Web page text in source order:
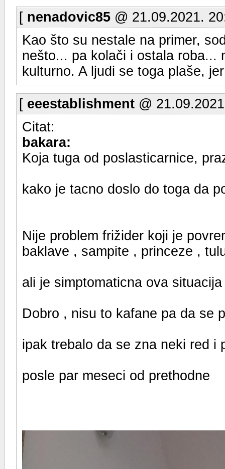
[ nenadovic85 @ 21.09.2021.
Kao što su nestale na primer,
nešto... pa kolači i ostala roba...
kulturno. A ljudi se toga plaše,
[ eeestablishment @
Citat:
bakara:
Koja tuga od poslasticarnice,
kako je tacno doslo do toga da
Nije problem frižider koji je
baklave , sampite , princeze ,
ali je simptomaticna ova
Dobro , nisu to kafane pa da se
ipak trebalo da se zna neki red i
posle par meseci od prethodne